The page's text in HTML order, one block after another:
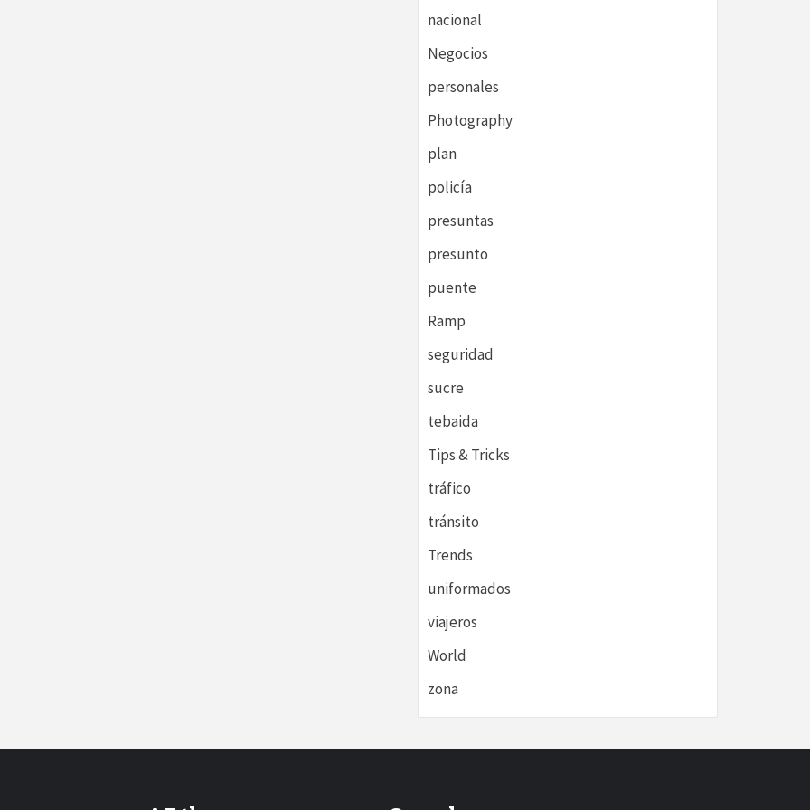
nacional
Negocios
personales
Photography
plan
policía
presuntas
presunto
puente
Ramp
seguridad
sucre
tebaida
Tips & Tricks
tráfico
tránsito
Trends
uniformados
viajeros
World
zona